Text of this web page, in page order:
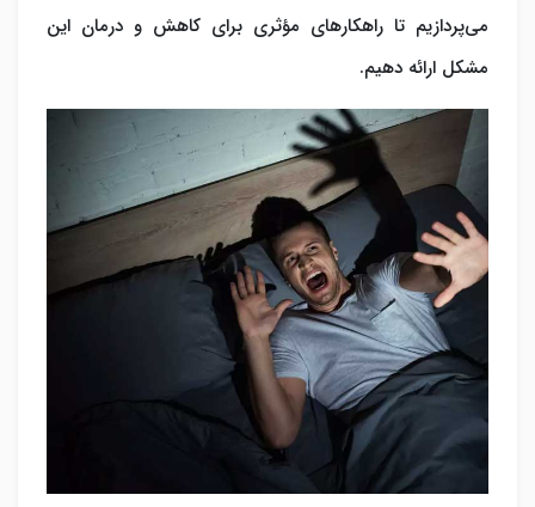
می‌پردازیم تا راهکارهای مؤثری برای کاهش و درمان این
مشکل ارائه دهیم.